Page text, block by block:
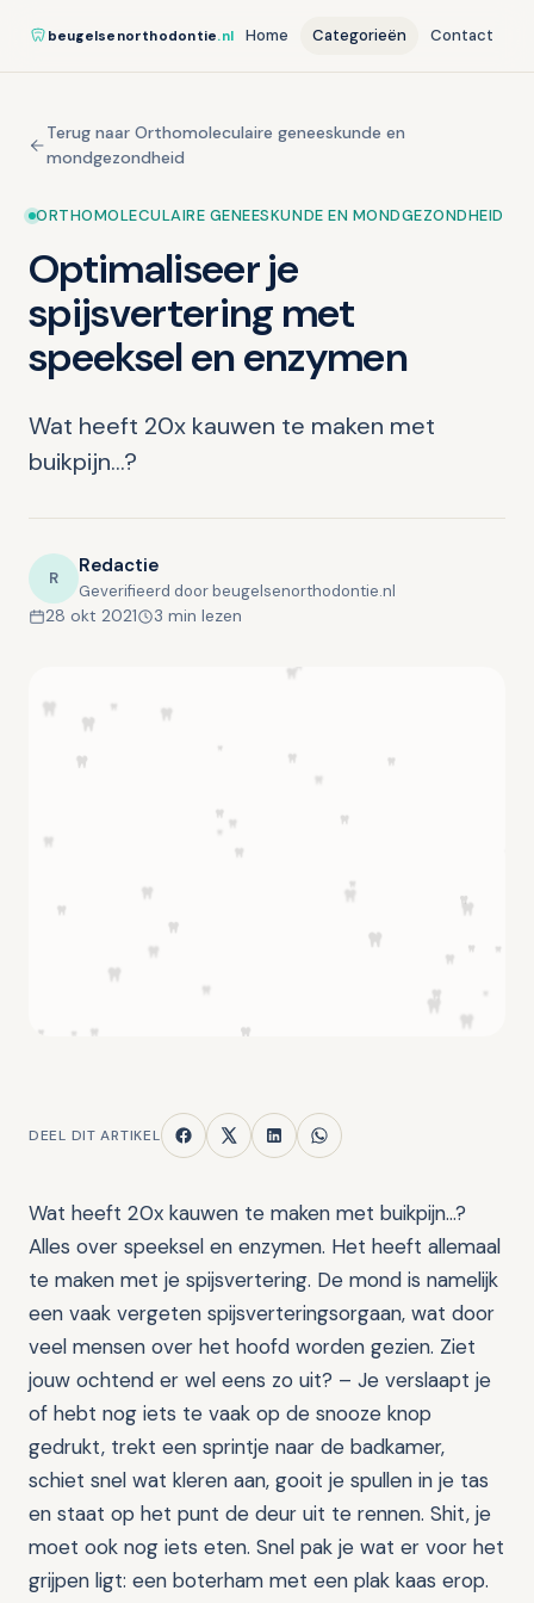
beugelsenorthodontie.nl Home Categorieën Contact
Terug naar Orthomoleculaire geneeskunde en
mondgezondheid
ORTHOMOLECULAIRE GENEESKUNDE EN MONDGEZONDHEID
Optimaliseer je
spijsvertering met
speeksel en enzymen
Wat heeft 20x kauwen te maken met
buikpijn…?
R Redactie
Geverifieerd door beugelsenorthodontie.nl
28 okt 2021 3 min lezen
DEEL DIT ARTIKEL
Wat heeft 20x kauwen te maken met buikpijn…?
Alles over speeksel en enzymen. Het heeft allemaal
te maken met je spijsvertering. De mond is namelijk
een vaak vergeten spijsverteringsorgaan, wat door
veel mensen over het hoofd worden gezien. Ziet
jouw ochtend er wel eens zo uit? – Je verslaapt je
of hebt nog iets te vaak op de snooze knop
gedrukt, trekt een sprintje naar de badkamer,
schiet snel wat kleren aan, gooit je spullen in je tas
en staat op het punt de deur uit te rennen. Shit, je
moet ook nog iets eten. Snel pak je wat er voor het
grijpen ligt: een boterham met een plak kaas erop.